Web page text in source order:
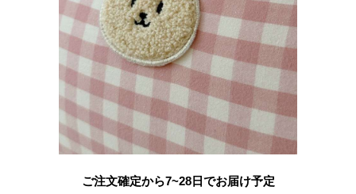
ご注文確定から7~28日でお届け予定